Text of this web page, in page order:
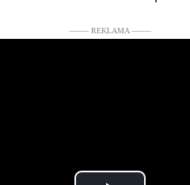
––––– REKLAMA –––––